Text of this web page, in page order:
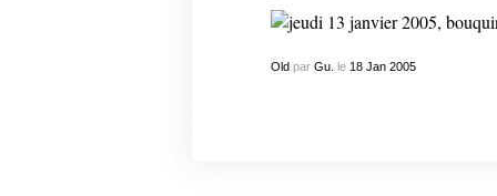
Oldpar Gu. le 18 Jan 2005